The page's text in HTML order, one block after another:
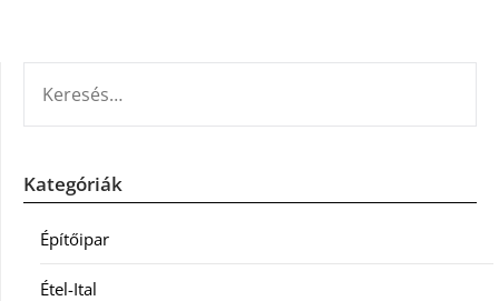
Kategóriák
Építőipar
Étel-Ital